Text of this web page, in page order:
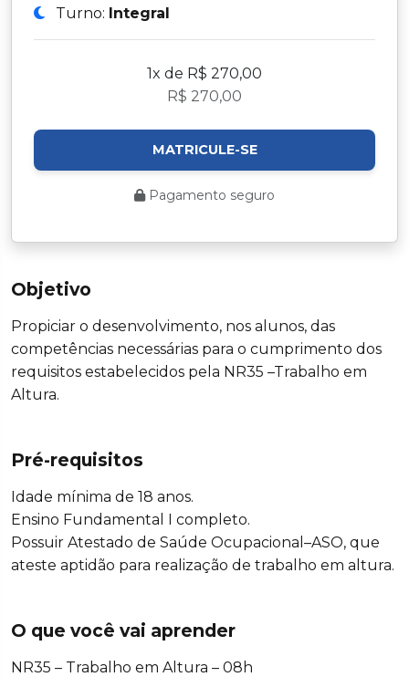
Objetivo
Propiciar o desenvolvimento, nos alunos, das
competências necessárias para o cumprimento dos
requisitos estabelecidos pela NR35 –Trabalho em
Altura.
Pré-requisitos
Idade mínima de 18 anos.
Ensino Fundamental I completo.
Possuir Atestado de Saúde Ocupacional–ASO, que
ateste aptidão para realização de trabalho em altura.
O que você vai aprender
NR35 – Trabalho em Altura – 08h
Turno: Integral
1x de R$ 270,00
R$ 270,00
MATRICULE-SE
Pagamento seguro